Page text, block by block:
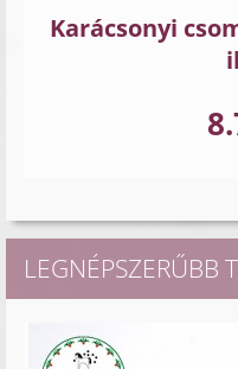
Karácsonyi
LEGNÉPSZERŰBB